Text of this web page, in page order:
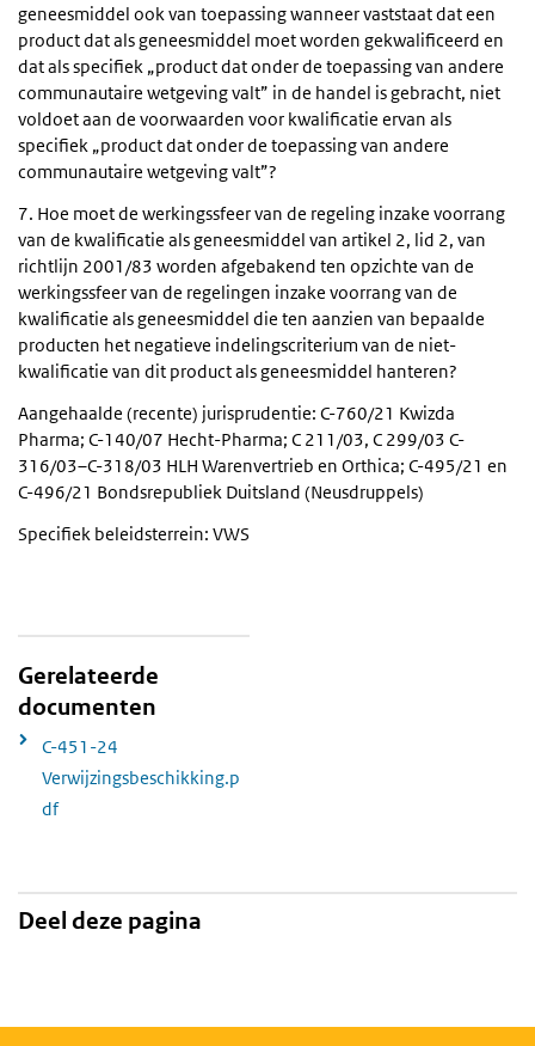
geneesmiddel ook van toepassing wanneer vaststaat dat een
product dat als geneesmiddel moet worden gekwalificeerd en
dat als specifiek „product dat onder de toepassing van andere
communautaire wetgeving valt” in de handel is gebracht, niet
voldoet aan de voorwaarden voor kwalificatie ervan als
specifiek „product dat onder de toepassing van andere
communautaire wetgeving valt”?
7. Hoe moet de werkingssfeer van de regeling inzake voorrang
van de kwalificatie als geneesmiddel van artikel 2, lid 2, van
richtlijn 2001/83 worden afgebakend ten opzichte van de
werkingssfeer van de regelingen inzake voorrang van de
kwalificatie als geneesmiddel die ten aanzien van bepaalde
producten het negatieve indelingscriterium van de niet-
kwalificatie van dit product als geneesmiddel hanteren?
Aangehaalde (recente) jurisprudentie: C-760/21 Kwizda
Pharma; C-140/07 Hecht-Pharma; C 211/03, C 299/03 C-
316/03–C-318/03 HLH Warenvertrieb en Orthica; C-495/21 en
C-496/21 Bondsrepubliek Duitsland (Neusdruppels)
Specifiek beleidsterrein: VWS
Gerelateerde
documenten
C-451-24
Verwijzingsbeschikking.p
df
Deel deze pagina